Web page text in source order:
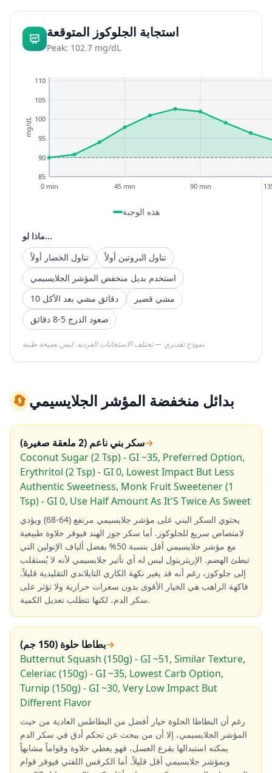
استجابة الجلوكوز المتوقعة
Peak: 102.7 mg/dL
85
90
95
100
105
110
0 min 45 min 90 min
mg/dL
هذه الوجبة
ماذا لو...
تناول الخضار أولاً
تناول البروتين أولاً
استخدم بديل منخفض المؤشر الجلايسيمي
10 دقائق مشي بعد الأكل
مشي قصير
صعود الدرج 5-8 دقائق
نموذج تقديري — تختلف الاستجابات الفردية. ليس نصيحة طبية.
🔄بدائل منخفضة المؤشر الجلايسيمي
سكر بني ناعم (2 ملعقة صغيرة)→
Coconut Sugar (2 Tsp) - GI ~35, Preferred Option,
Erythritol (2 Tsp) - GI 0, Lowest Impact But Less
Authentic Sweetness, Monk Fruit Sweetener (1
Tsp) - GI 0, Use Half Amount As It'S Twice As Sweet
يحتوي السكر البني على مؤشر جلايسيمي مرتفع (64-68) ويؤدي
لامتصاص سريع للجلوكوز. أما سكر جوز الهند فيوفر حلاوة طبيعية
مع مؤشر جلايسيمي أقل بنسبة 50% بفضل ألياف الإنولين التي
تبطئ الهضم. الإريثريتول ليس له أي تأثير جلايسيمي لأنه لا يُستقلب
إلى جلوكوز، رغم أنه قد يغير نكهة الكاري التايلاندي التقليدية قليلاً.
فاكهة الراهب هي الخيار الأقوى بدون سعرات حرارية ولا تؤثر على
سكر الدم، لكنها تتطلب تعديل الكمية.
بطاطا حلوة (150 جم)→
Butternut Squash (150g) - GI ~51, Similar Texture,
Celeriac (150g) - GI ~35, Lowest Carb Option,
Turnip (150g) - GI ~30, Very Low Impact But
Different Flavor
رغم أن البطاطا الحلوة خيار أفضل من البطاطس العادية من حيث
المؤشر الجلايسيمي، إلا أن من يبحث عن تحكم أدق في سكر الدم
يمكنه استبدالها بقرع العسل، فهو يعطي حلاوة وقواماً مشابهاً
وبمؤشر جلايسيمي أقل قليلاً. أما الكرفس اللفتي فيوفر قوام